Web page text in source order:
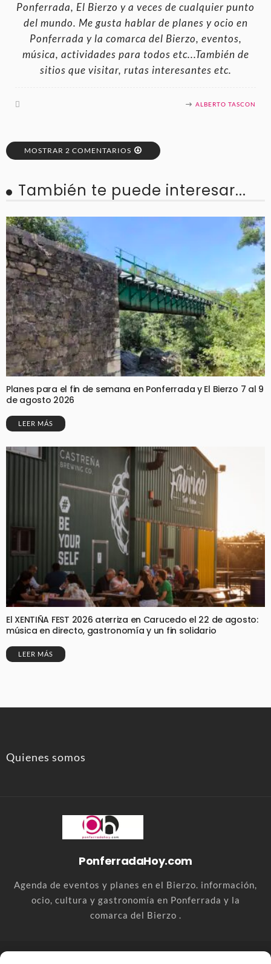
Ponferrada, El Bierzo y a veces de cualquier punto
del mundo. Me gusta hablar de planes y ocio en
Ponferrada y la comarca del Bierzo, eventos,
música, actividades para todos etc...También de
sitios que visitar, rutas interesantes etc.
ALBERTO TASCON
MOSTRAR 2 COMENTARIOS
También te puede interesar...
Planes para el fin de semana en Ponferrada y El Bierzo 7 al 9
de agosto 2026
LEER MÁS
El XENTIÑA FEST 2026 aterriza en Carucedo el 22 de agosto:
música en directo, gastronomía y un fin solidario
LEER MÁS
Quienes somos
PonferradaHoy.com
Agenda de eventos y planes en el Bierzo. información,
ocio, cultura y gastronomía en Ponferrada y la
comarca del Bierzo .